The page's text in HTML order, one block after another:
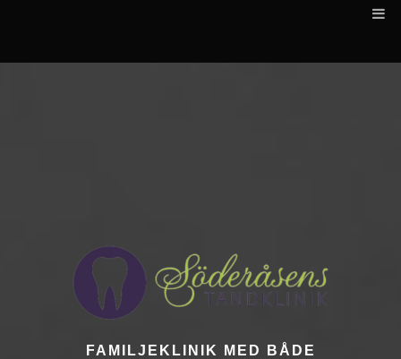
FAMILJEKLINIK MED BÅDE